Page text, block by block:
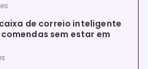
de correio inteligente
sem estar em